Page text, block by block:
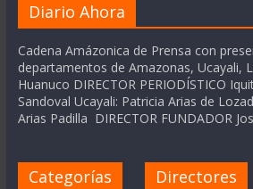
Diario Ahora
Cadena Amázonica de Prensa con
departamentos de Amazonas, Ucayali,
Huanuco DIRECTOR PERIODÍSTICO
Sandoval Ucayali: Patricia Arias de
Arias Padilla DIRECTOR FUNDADOR
Categorías Directores